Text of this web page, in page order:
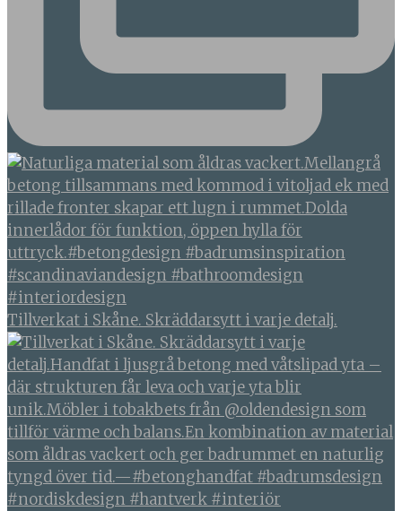
Tillverkat i Skåne. Skräddarsytt i varje detalj.